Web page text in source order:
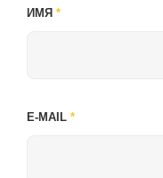
ИМЯ *
E-MAIL *